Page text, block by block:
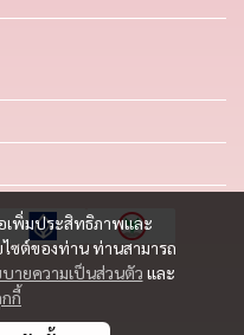
เพิ่มประสิทธิภาพและ
ซต์ของท่าน ท่านสามารถ
บายความเป็นส่วนตัว และ
กี้